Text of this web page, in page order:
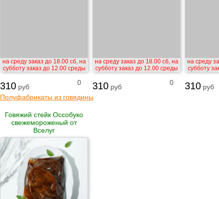
на среду заказ до 18.00 сб, на
субботу заказ до 12.00 среды
310 руб
0
на среду заказ до 18.00 сб, на
субботу заказ до 12.00 среды
310 руб
0
на среду
субботу
310 руб
Полуфабрикаты из говядины
Говяжий стейк Оссобуко
свежемороженый от
Вселуг